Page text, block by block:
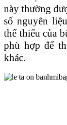
này thường
số nguyên
thể thiếu của
phù hợp để
khác.